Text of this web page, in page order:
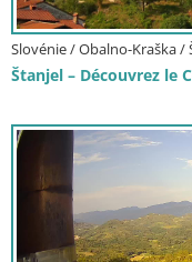
Slovénie / Obalno-Kraška /
Štanjel – Découvrez le